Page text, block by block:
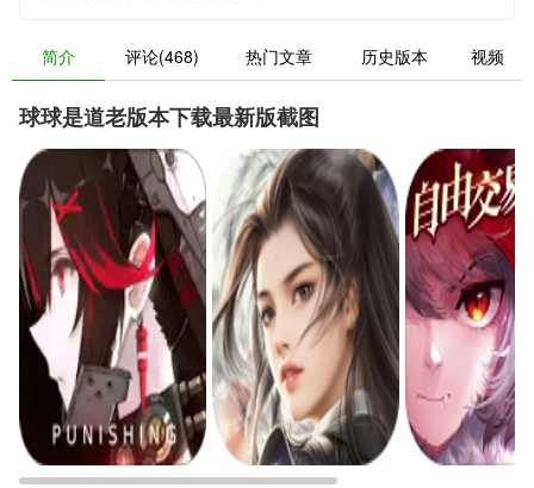
简介 评论(468) 热门文章 历史版本 视频
球球是道老版本下载最新版截图